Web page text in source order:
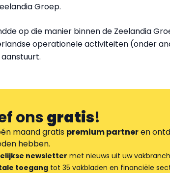
Groep.
op die manier binnen de Zeelandia
operationele activiteiten (onder
onsgratis!
maand gratis premium partneren
hebben.
newsletter met nieuws uit uw
toegang tot 35 vakbladen en financiële